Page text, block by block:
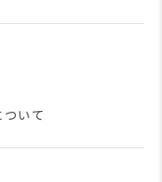
いて